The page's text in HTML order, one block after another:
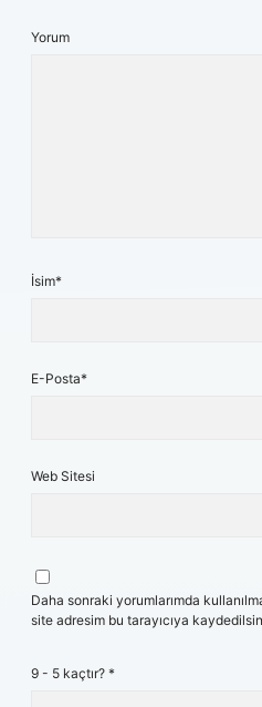
Yorum
İsim*
E-Posta*
Web Sitesi
Daha sonraki yorumlarımda
site adresim bu tarayıcıya
9 - 5 kaçtır? *